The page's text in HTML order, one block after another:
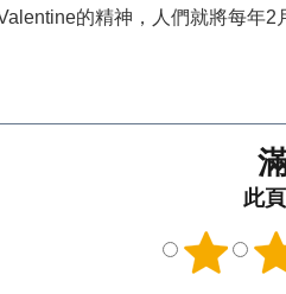
的精神，人們就將每年
此